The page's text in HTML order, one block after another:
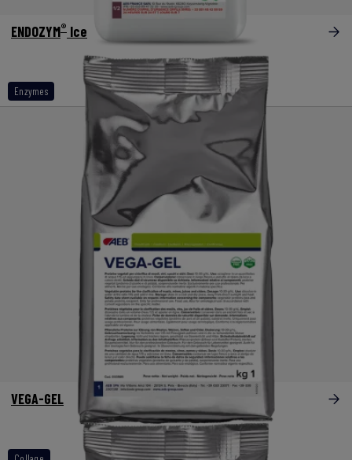
Enzymes
ENDOZYM® Ice
VEGA-GEL